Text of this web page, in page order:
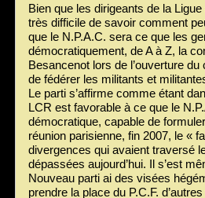
Bien que les dirigeants de la
très difficile de savoir comment
que le N.P.A.C. sera ce que les
démocratiquement, de A à Z, la
Besancenot lors de l’ouverture
de fédérer les militants et
Le parti s’affirme comme étant
LCR est favorable à ce que le
démocratique, capable de
réunion parisienne, fin 2007, le «
divergences qui avaient traversé
dépassées aujourd’hui. Il s’est
Nouveau parti ai des visées
prendre la place du P.C.F.